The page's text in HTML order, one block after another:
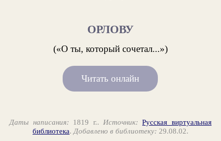
ОРЛОВУ
(«О ты, который сочетал...»)
Читать онлайн
Даты написания: 1819 г.. Источник: Русская виртуальная
библиотека. Добавлено в библиотеку: 29.08.02.